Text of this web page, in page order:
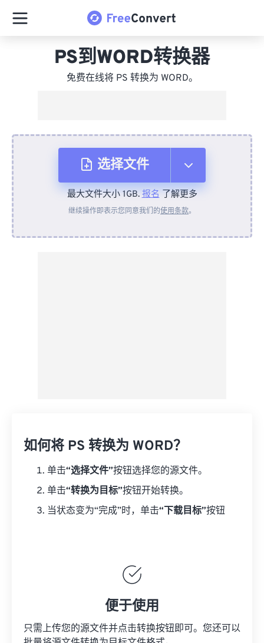
PS到WORD转换器
免费在线将 PS 转换为 WORD。
选择文件
从设备
最大文件大小 1GB.报名了解更多
继续操作即表示您同意我们的使用条款。
如何将 PS 转换为 WORD？
单击“选择文件”按钮选择您的源文件。
单击“转换为目标”按钮开始转换。
当状态变为“完成”时，单击“下载目标”按钮
便于使用
只需上传您的源文件并点击转换按钮即可。您还可以